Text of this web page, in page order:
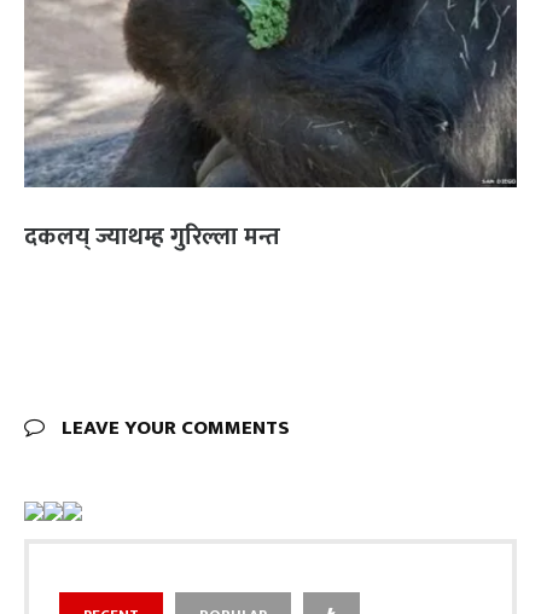
दकलय् ज्याथम्ह गुरिल्ला मन्त
LEAVE YOUR COMMENTS